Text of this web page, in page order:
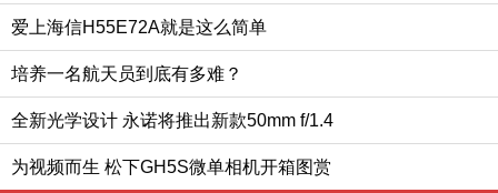
爱上海信H55E72A就是这么简单
培养一名航天员到底有多难？
全新光学设计 永诺将推出新款50mm f/1.4
为视频而生 松下GH5S微单相机开箱图赏